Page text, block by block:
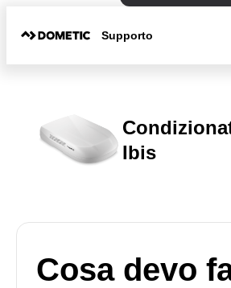
Supporto
Ibis
Cosa devo